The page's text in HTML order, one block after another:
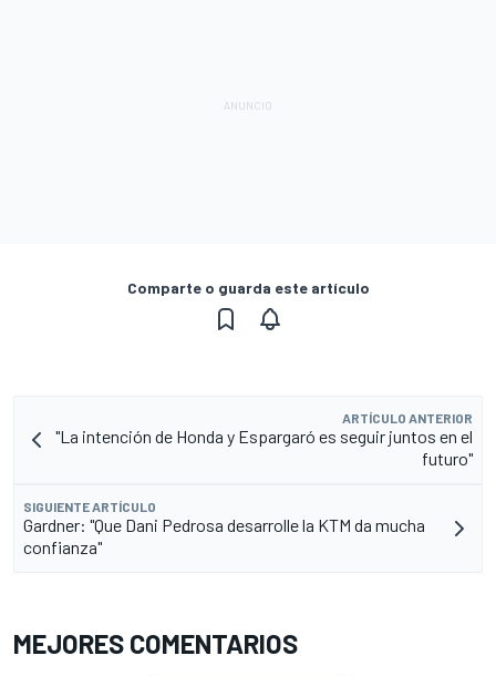
Comparte o guarda este artículo
ARTÍCULO ANTERIOR
"La intención de Honda y Espargaró es seguir juntos en el
futuro"
SIGUIENTE ARTÍCULO
Gardner: "Que Dani Pedrosa desarrolle la KTM da mucha
confianza"
MEJORES COMENTARIOS